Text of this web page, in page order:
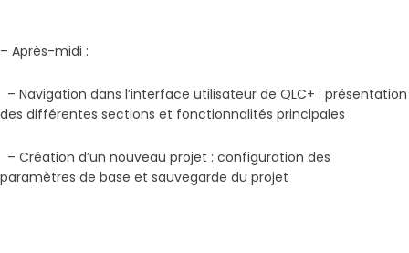
– Après-midi :
– Navigation dans l’interface utilisateur de QLC+ : présentation
des différentes sections et fonctionnalités principales
– Création d’un nouveau projet : configuration des
paramètres de base et sauvegarde du projet